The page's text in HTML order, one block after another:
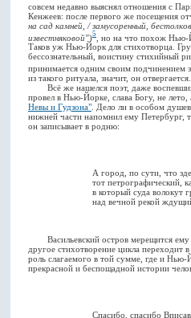
совсем недавно выяснял отношения с
Кенжеев: после первого же посещения
на сад камней, / замусоренный,
известняковой")5
, но на что похож Нью-
Таков уж Нью-Йорк для стихотворца.
бессознательный, воистину стихийный
принимается одним своим подчинением
из такого ритуала, значит, он отвергается.
Всё же нашелся поэт, даже
провел в Нью-Йорке, слава Богу, не
Невы и Гудзона" . Дело ли в особом
нижней части напомнил ему Петербург,
он записывает в родню:
А город, по сути, что
тот петрографический,
в который суда волокут
над вечной рекой
Васильевский остров мерещится ему
другое стихотворение цикла переходит
роль слагаемого в той сумме, где и
прекрасной и беспощадной истории
Спасибо, спасибо